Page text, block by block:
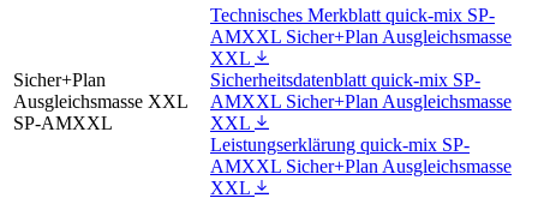
Sicher+Plan
Ausgleichsmasse XXL
SP-AMXXL
Technisches Merkblatt quick-mix SP-
AMXXL Sicher+Plan Ausgleichsmasse
XXL
Sicherheitsdatenblatt quick-mix SP-
AMXXL Sicher+Plan Ausgleichsmasse
XXL
Leistungserklärung quick-mix SP-
AMXXL Sicher+Plan Ausgleichsmasse
XXL